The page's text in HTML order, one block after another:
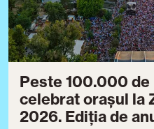
Peste 100.000
celebrat orașul la
2026. Ediția de